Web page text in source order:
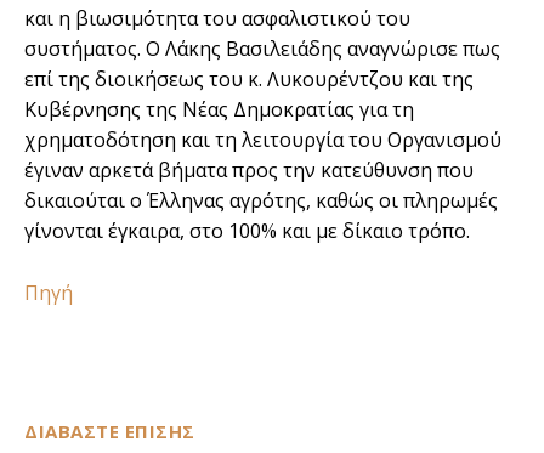
ΔΙΑΒΑΣΤΕ ΕΠΙΣΗΣ
και η βιωσιμότητα του ασφαλιστικού του
συστήματος. Ο Λάκης Βασιλειάδης αναγνώρισε πως
επί της διοικήσεως του κ. Λυκουρέντζου και της
Κυβέρνησης της Νέας Δημοκρατίας για τη
χρηματοδότηση και τη λειτουργία του Οργανισμού
έγιναν αρκετά βήματα προς την κατεύθυνση που
δικαιούται ο Έλληνας αγρότης, καθώς οι πληρωμές
γίνονται έγκαιρα, στο 100% και με δίκαιο τρόπο.
Πηγή